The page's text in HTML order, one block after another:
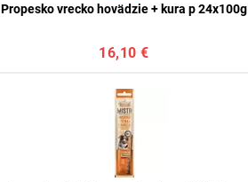
Propesko vrecko hovädzie + kura p 24x100g
16,10 €